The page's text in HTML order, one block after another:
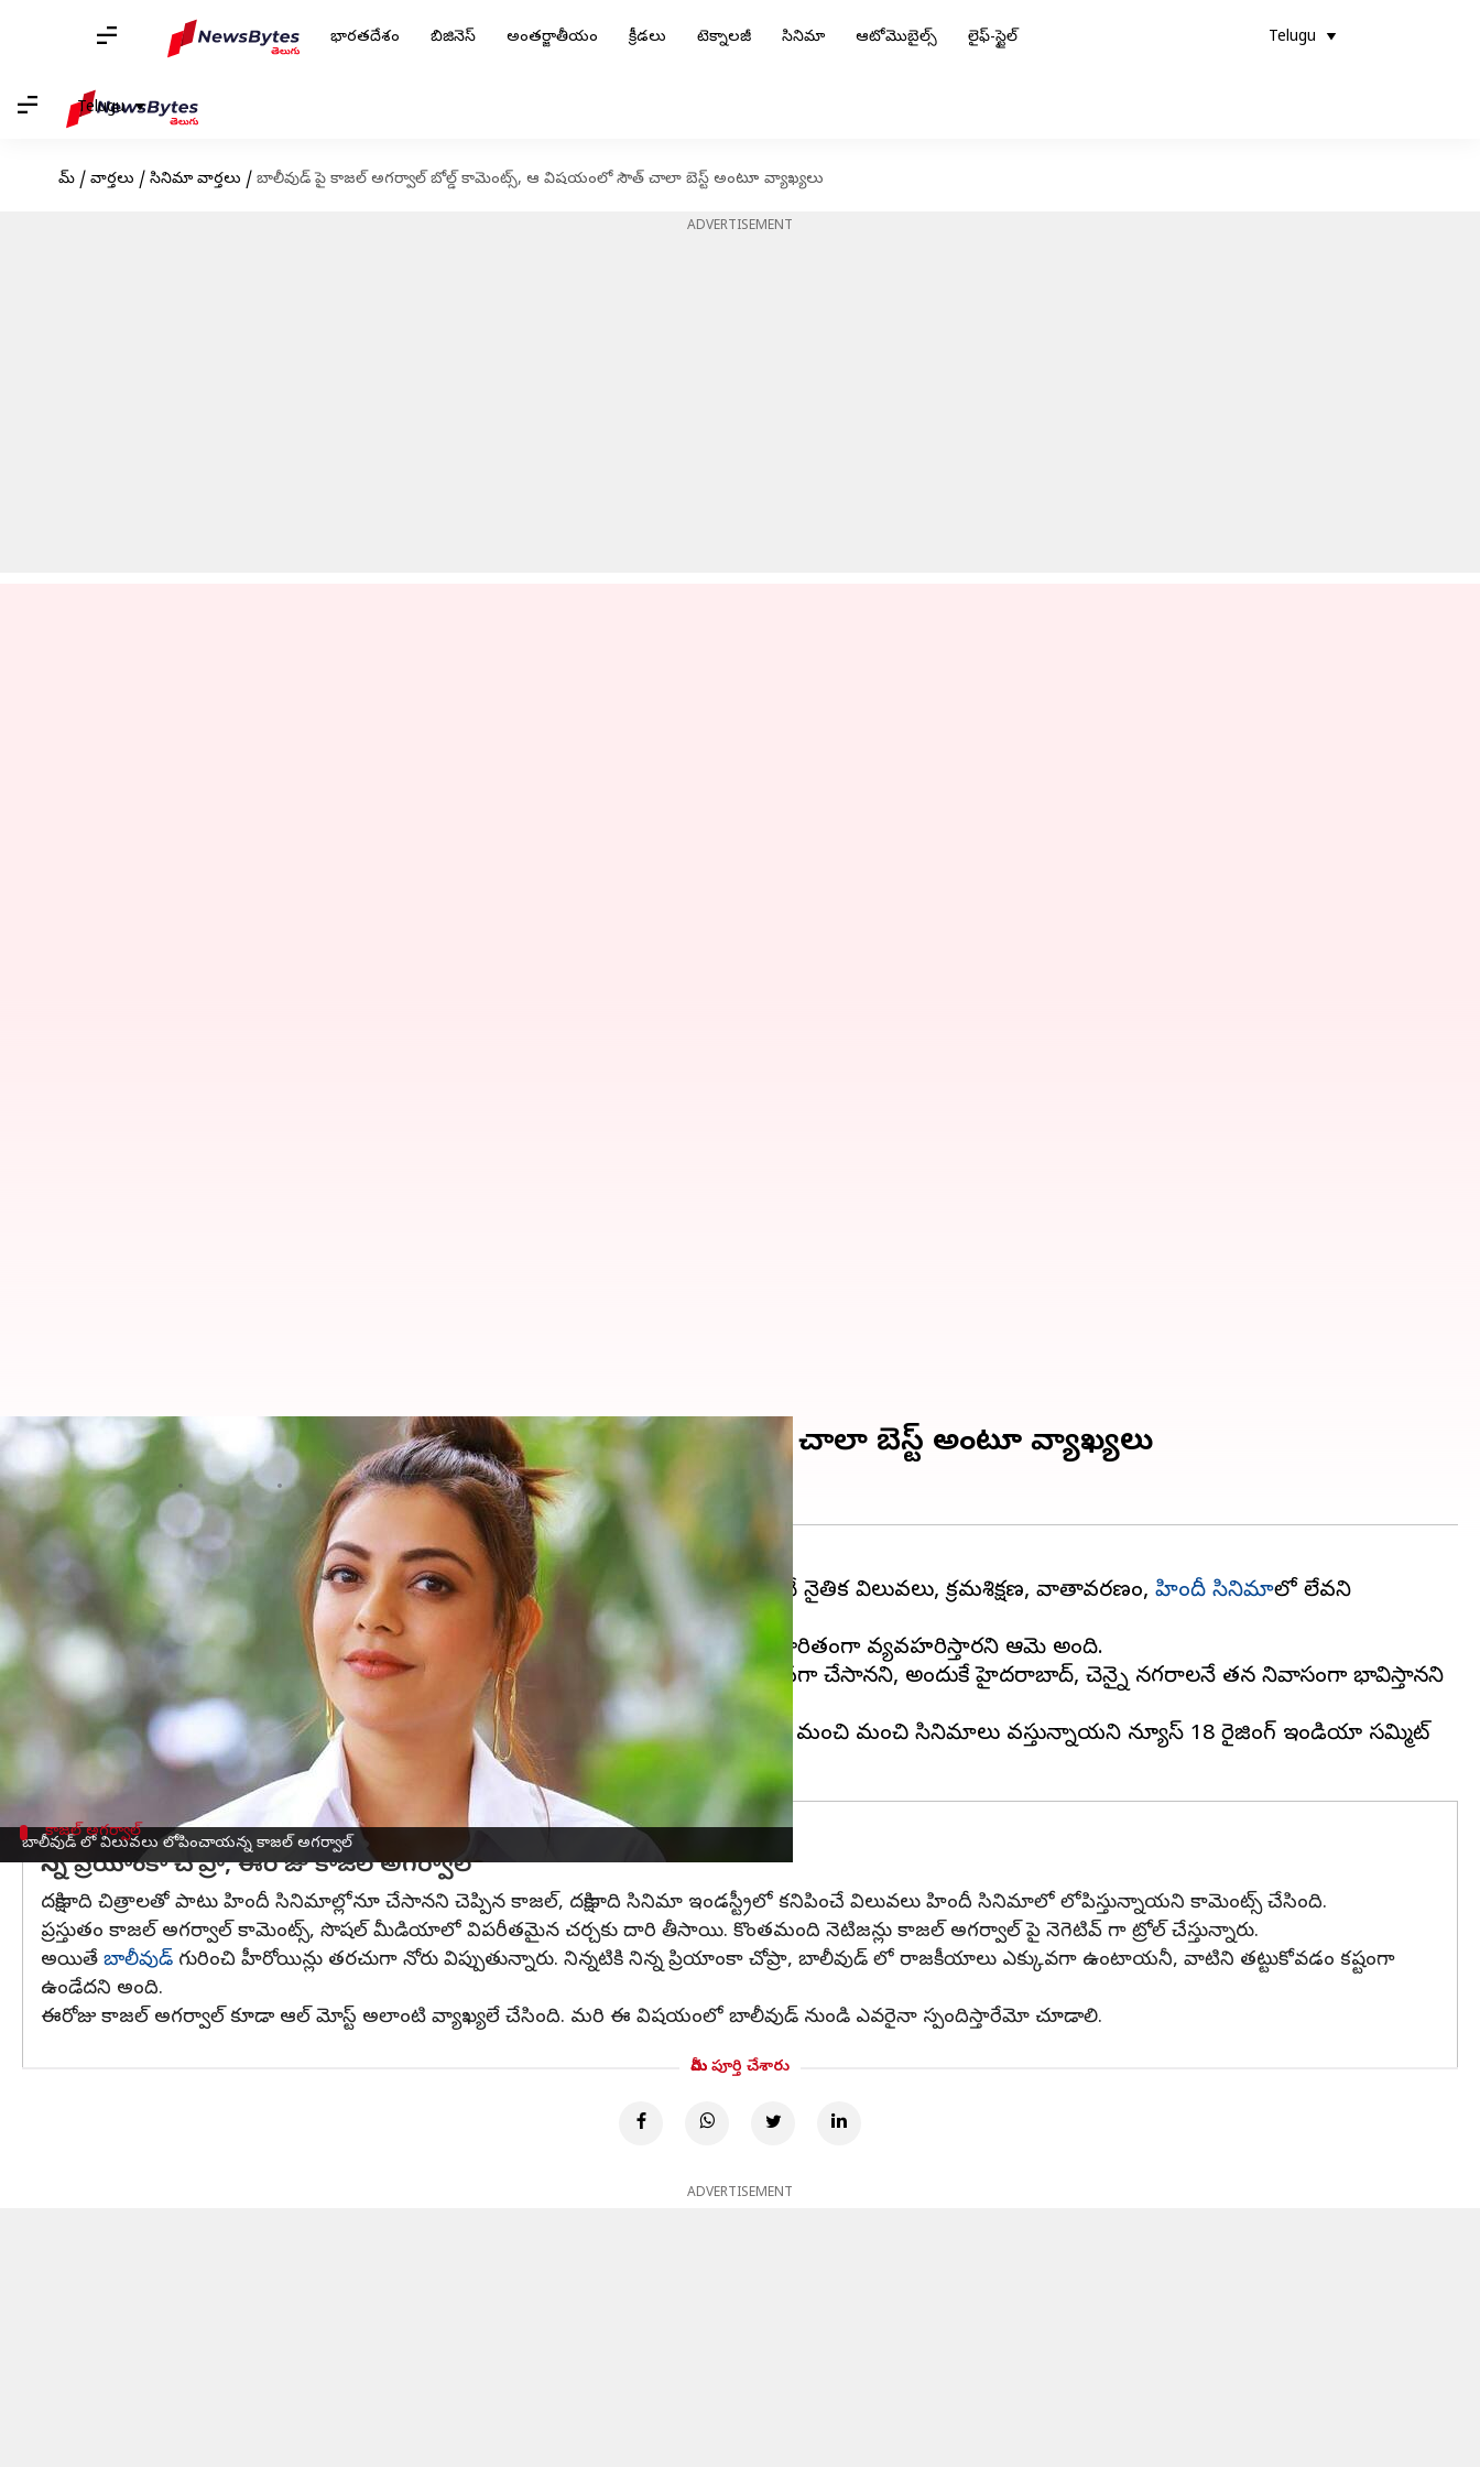
భారతదేశం బిజినెస్ అంతర్జాతీయం క్రీడలు టెక్నాలజీ సినిమా ఆటోమొబైల్స్ లైఫ్-స్టైల్ Telugu
Telugu
హోమ్ / వార్తలు / సినిమా వార్తలు / బాలీవుడ్ పై కాజల్ అగర్వాల్ బోల్డ్ కామెంట్స్, ఆ విషయంలో సౌత్ చాలా బెస్ట్ అంటూ వ్యాఖ్యలు
ADVERTISEMENT
బాలీవుడ్ లో విలువలు లోపించాయన్న కాజల్ అగర్వాల్
బాలీవుడ్ పై కాజల్ అగర్వాల్ బోల్డ్ కామెంట్స్, ఆ విషయంలో సౌత్ చాలా బెస్ట్ అంటూ వ్యాఖ్యలు
వ్రాసిన వారు Sriram Pranateja Mar 31, 2023 12:37 pm
ఈ వార్తాకథనం ఏంటి
కాజల్ అగర్వాల్ బాలీవుడ్ సినిమాపై బోల్డ్ కామెంట్ చేసింది. దక్షిణాది సినిమా ఇండస్ట్రీలో కనిపించే నైతిక విలువలు, క్రమశిక్షణ, వాతావరణం, హిందీ సినిమాలో లేవని
నిర్మొహమాటంగా చెప్పింది.
దక్షిణాది సినిమా ఇండస్ట్రీ వారు టాలెంట్ ఉన్న ఎవ్వరినైనా యాక్సెప్ట్ చేస్తారనీ, చాలా స్నేహపూరితంగా వ్యవహరిస్తారని ఆమె అంది.
తను ముంబైలో పుట్టాననీ, ముంబైలోనే పెరిగాననీ, కాకపోతే తెలుగు, తమిళం సినిమాలే ఎక్కువగా చేసానని, అందుకే హైదరాబాద్, చెన్నై నగరాలనే తన నివాసంగా భావిస్తానని
కాజల్ అంది.
దక్షిణాదిలో గొప్ప గొప్ప టెక్నీషియన్స్ ఉన్నారని, తెలుగు, తమిళం, కన్నడ, మళయాలం నుండి మంచి మంచి సినిమాలు వస్తున్నాయని న్యూస్ 18 రైజింగ్ ఇండియా సమ్మిట్
కాజల్ అగర్వాల్
నిన్న ప్రియాంకా చోప్రా, ఈరోజు కాజల్ అగర్వాల్
దక్షిణాది చిత్రాలతో పాటు హిందీ సినిమాల్లోనూ చేసానని చెప్పిన కాజల్, దక్షిణాది సినిమా ఇండస్ట్రీలో కనిపించే విలువలు హిందీ సినిమాలో లోపిస్తున్నాయని కామెంట్స్ చేసింది.
ప్రస్తుతం కాజల్ అగర్వాల్ కామెంట్స్, సొషల్ మీడియాలో విపరీతమైన చర్చకు దారి తీసాయి. కొంతమంది నెటిజన్లు కాజల్ అగర్వాల్ పై నెగెటివ్ గా ట్రోల్ చేస్తున్నారు.
అయితే బాలీవుడ్ గురించి హీరోయిన్లు తరచుగా నోరు విప్పుతున్నారు. నిన్నటికి నిన్న ప్రియాంకా చోప్రా, బాలీవుడ్ లో రాజకీయాలు ఎక్కువగా ఉంటాయనీ, వాటిని తట్టుకోవడం కష్టంగా
ఉండేదని అంది.
ఈరోజు కాజల్ అగర్వాల్ కూడా ఆల్ మోస్ట్ అలాంటి వ్యాఖ్యలే చేసింది. మరి ఈ విషయంలో బాలీవుడ్ నుండి ఎవరైనా స్పందిస్తారేమో చూడాలి.
మీరు పూర్తి చేశారు
ADVERTISEMENT